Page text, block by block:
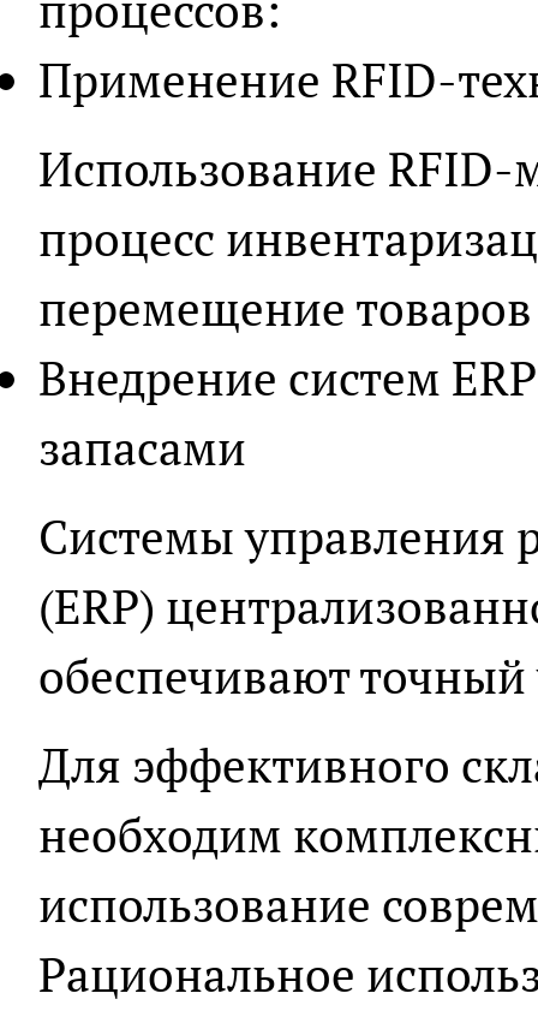
Применение RFID-
Использование RFID-
процесс
перемещение товаров
Внедрение систем
запасами
Системы управления
(ERP)
обеспечивают точный
Для эффективного
необходим
использование
Рациональное